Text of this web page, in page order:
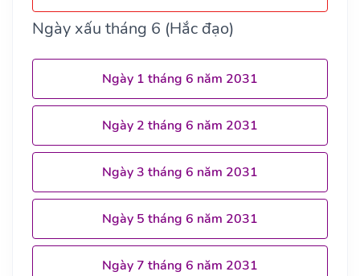
Ngày xấu tháng 6 (Hắc đạo)
Ngày 1 tháng 6 năm 2031
Ngày 2 tháng 6 năm 2031
Ngày 3 tháng 6 năm 2031
Ngày 5 tháng 6 năm 2031
Ngày 7 tháng 6 năm 2031